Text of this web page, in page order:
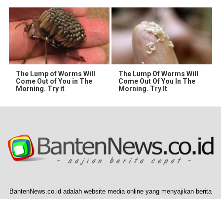
The Lump of Worms Will
Come Out of You in The
Morning. Try it
The Lump Of Worms Will
Come Out Of You In The
Morning. Try It
BantenNews.co.id adalah website media online yang menyajikan berita